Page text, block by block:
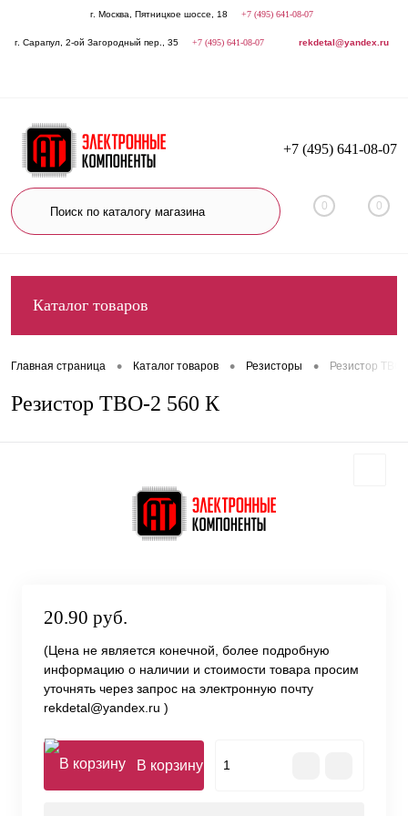
г. Москва, Пятницкое шоссе, 18 +7 (495) 641-08-07
г. Сарапул, 2-ой Загородный пер., 35 +7 (495) 641-08-07 rekdetal@yandex.ru
+7 (495) 641-08-07
0 0
Каталог товаров
Главная страница • Каталог товаров • Резисторы • Резистор
Резистор ТВО-2 560 К
20.90 руб.
(Цена не является конечной, более подробную
информацию о наличии и стоимости товара просим
уточнять через запрос на электронную почту
rekdetal@yandex.ru )
В корзину